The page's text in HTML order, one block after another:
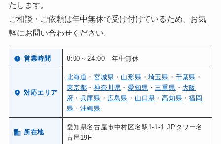
たします。
ご相談・ご依頼は年中無休で受け付けているため、お気
軽にお問い合わせください。
営業時間 8:00～24:00 年中無休
対応エリア
北海道 ・宮城県 ・ 山形県 ・ 埼玉県 ・ 千葉県 ・
東京都 ・神奈川県 ・愛知県 ・ 三重県 ・ 大阪
府 ・ 兵庫県 ・ 広島県 ・ 山口県 ・高知県 ・福岡
県 ・ 沖縄県
所在地
愛知県名古屋市中村区名駅1-1-1 JPタワー名
古屋19F